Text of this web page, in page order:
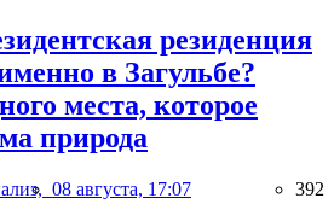
резиденция
в Загульбе?
места, которое
природа
08 августа, 17:07 392